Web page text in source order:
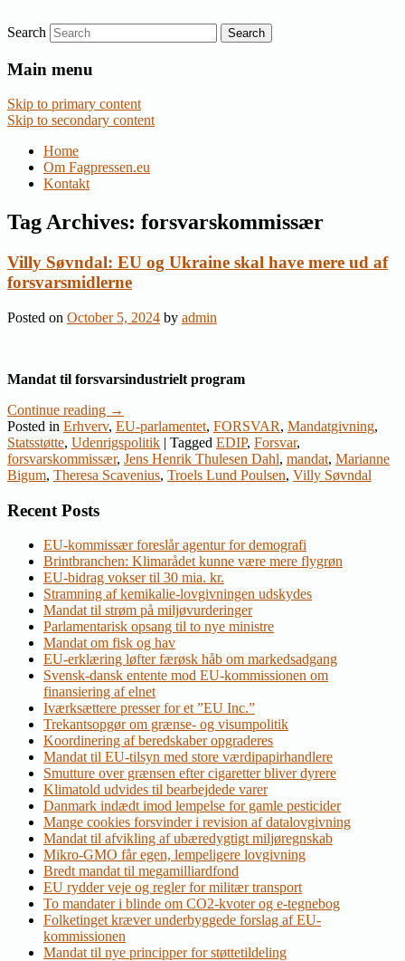
Fagpressen.eu
Nyheder om dansk EU-politik
Search
Main menu
Skip to primary content
Skip to secondary content
Home
Om Fagpressen.eu
Kontakt
Tag Archives: forsvarskommissær
Villy Søvndal: EU og Ukraine skal have mere ud af
forsvarsmidlerne
Posted on October 5, 2024 by admin
Mandat til forsvarsindustrielt program
Continue reading →
Posted in Erhverv, EU-parlamentet, FORSVAR, Mandatgivning,
Statsstøtte, Udenrigspolitik | Tagged EDIP, Forsvar,
forsvarskommissær, Jens Henrik Thulesen Dahl, mandat, Marianne
Bigum, Theresa Scavenius, Troels Lund Poulsen, Villy Søvndal
Recent Posts
EU-kommissær foreslår agentur for demografi
Brintbranchen: Klimarådet kunne være mere flygrøn
EU-bidrag vokser til 30 mia. kr.
Stramning af kemikalie-lovgivningen udskydes
Mandat til strøm på miljøvurderinger
Parlamentarisk opsang til to nye ministre
Mandat om fisk og hav
EU-erklæring løfter færøsk håb om markedsadgang
Svensk-dansk entente mod EU-kommissionen om
finansiering af elnet
Iværksættere presser for et ”EU Inc.”
Trekantsopgør om grænse- og visumpolitik
Koordinering af beredskaber opgraderes
Mandat til EU-tilsyn med store værdipapirhandlere
Smutture over grænsen efter cigaretter bliver dyrere
Klimatold udvides til bearbejdede varer
Danmark indædt imod lempelse for gamle pesticider
Mange cookies forsvinder i revision af datalovgivning
Mandat til afvikling af ubæredygtigt miljøregnskab
Mikro-GMO får egen, lempeligere lovgivning
Bredt mandat til megamilliardfond
EU rydder veje og regler for militær transport
To mandater i blinde om CO2-kvoter og e-tegnebog
Folketinget kræver underbyggede forslag af EU-
kommissionen
Mandat til nye principper for støttetildeling